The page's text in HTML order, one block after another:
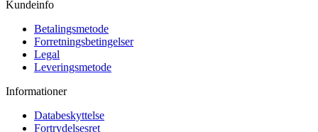
Kundeinfo
Betalingsmetode
Forretningsbetingelser
Legal
Leveringsmetode
Informationer
Databeskyttelse
Fortrydelsesret